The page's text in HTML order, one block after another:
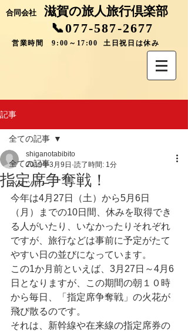
合同会社 滋賀の旅人旅行倶楽部
📞077-587-2677
営業時間 9:00～17:00 土日祝日は休み
記事
全ての記事
バスツアー
全ての記事
指定席争奪戦！
shiganotabibito
2019年3月9日 読了時間: 1分
今年は4月27日（土）から5月6日
（月）までの10日間、休みを取得でき
る人がいたり、いなかったりそれぞれ
ですが、旅行などは事前に予定がたて
やすい日の並びになっています。
この1か月前といえば、3月27日～4月6
日となりますが、この期間の朝１０時
から毎日、「指定席争奪戦」の火花が
飛び散るのです。
それは、新幹線や在来線の指定席券の